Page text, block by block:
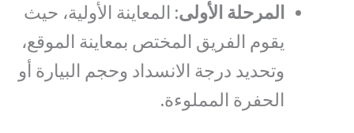
المرحلة الأولى: المعاينة الأولية، حيث
يقوم الفريق المختص بمعاينة الموقع،
وتحديد درجة الانسداد وحجم البيارة أو
الحفرة المملوءة.